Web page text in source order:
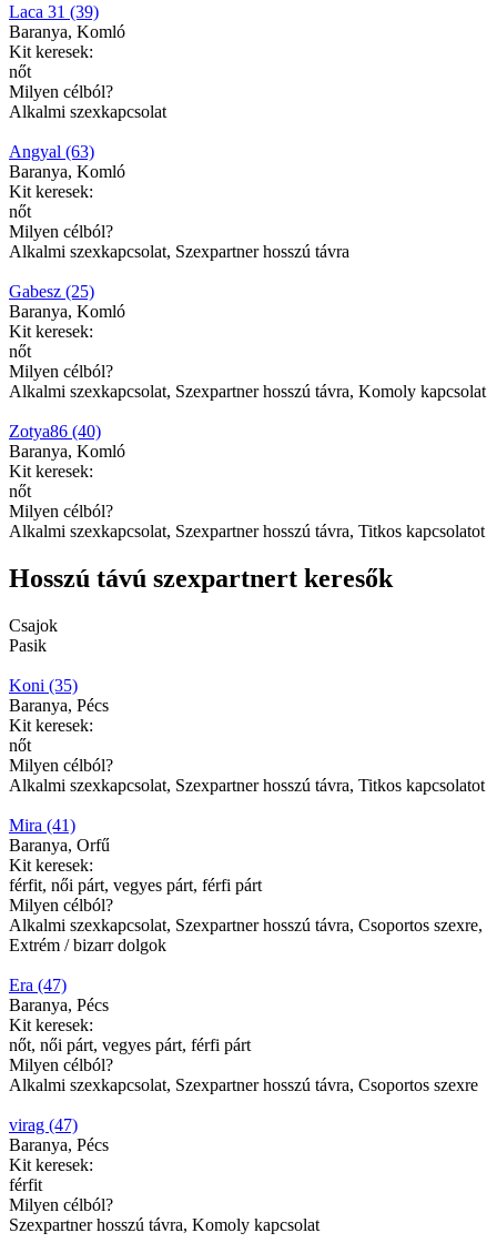
Laca 31 (39)
Baranya, Komló
Kit keresek:
nőt
Milyen célból?
Alkalmi szexkapcsolat
Angyal (63)
Baranya, Komló
Kit keresek:
nőt
Milyen célból?
Alkalmi szexkapcsolat, Szexpartner hosszú távra
Gabesz (25)
Baranya, Komló
Kit keresek:
nőt
Milyen célból?
Alkalmi szexkapcsolat, Szexpartner hosszú távra, Komoly kapcsolat
Zotya86 (40)
Baranya, Komló
Kit keresek:
nőt
Milyen célból?
Alkalmi szexkapcsolat, Szexpartner hosszú távra, Titkos kapcsolatot
Hosszú távú szexpartnert keresők
Csajok
Pasik
Koni (35)
Baranya, Pécs
Kit keresek:
nőt
Milyen célból?
Alkalmi szexkapcsolat, Szexpartner hosszú távra, Titkos kapcsolatot
Mira (41)
Baranya, Orfű
Kit keresek:
férfit, női párt, vegyes párt, férfi párt
Milyen célból?
Alkalmi szexkapcsolat, Szexpartner hosszú távra, Csoportos szexre,
Extrém / bizarr dolgok
Era (47)
Baranya, Pécs
Kit keresek:
nőt, női párt, vegyes párt, férfi párt
Milyen célból?
Alkalmi szexkapcsolat, Szexpartner hosszú távra, Csoportos szexre
virag (47)
Baranya, Pécs
Kit keresek:
férfit
Milyen célból?
Szexpartner hosszú távra, Komoly kapcsolat